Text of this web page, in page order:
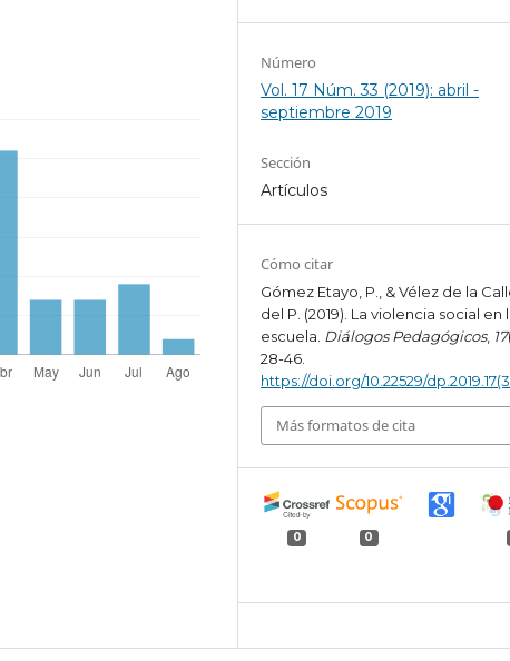
Número
Vol. 17 Núm. 33 (2019): abril -
septiembre 2019
Sección
Artículos
Cómo citar
Gómez Etayo, P., & Vélez de la
del P. (2019). La violencia social en
escuela. Diálogos Pedagógicos, 17
28-46.
https://doi.org/10.22529/
Más formatos de cita
0 0